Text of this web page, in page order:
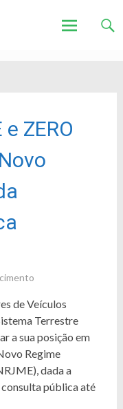
ZERO
de Veículos
Terrestre
a sua posição em
Regime
dada a
pública até